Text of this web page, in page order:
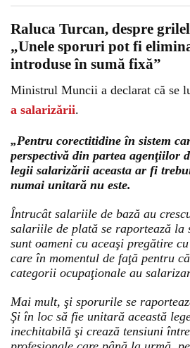
Raluca Turcan, despre
„Unele sporuri pot fi
introduse în sumă fixă”
Ministrul Muncii a declarat că se
a salarizării.
„Pentru corectitidine în sistem
perspectivă din partea agenţiilor
legii salarizării aceasta ar fi
numai unitară nu este.
Întrucât salariile de bază au
salariile de plată se raportează la
sunt oameni cu aceaşi pregătire
care în momentul de faţă pentru
categorii ocupaţionale au
Mai mult, şi sporurile se
Şi în loc să fie unitară această
inechitabilă şi crează tensiuni